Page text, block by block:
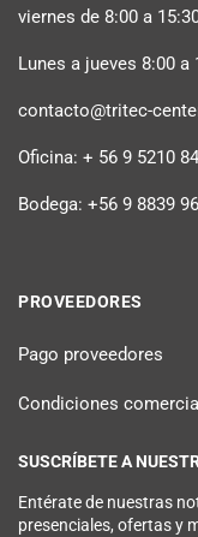
viernes de 8:00 a
Lunes a jueves 8:00 a
contacto@tritec-
Oficina: + 56 9 5210
Bodega: +56 9 8839
PROVEEDORES
Pago proveedores
Condiciones
SUSCRÍBETE A
Entérate de nuestras
presenciales, ofertas y